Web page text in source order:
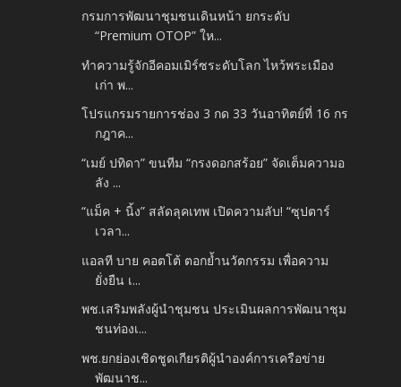
กรมการพัฒนาชุมชนเดินหน้า ยกระดับ
“Premium OTOP” ให...
ทำความรู้จักอีคอมเมิร์ซระดับโลก ไหว้พระเมือง
เก่า พ...
โปรแกรมรายการช่อง 3 กด 33 วันอาทิตย์ที่ 16 กร
กฎาค...
“เมย์ ปทิดา” ขนทีม “กรงดอกสร้อย” จัดเต็มความอ
ลัง ...
“แม็ค + นิ้ง” สลัดลุคเทพ เปิดความลับ! “ซุปตาร์
เวลา...
แอลที บาย คอตโต้ ตอกย้ำนวัตกรรม เพื่อความ
ยั่งยืน เ...
พช.เสริมพลังผู้นำชุมชน ประเมินผลการพัฒนาชุม
ชนท่องเ...
พช.ยกย่องเชิดชูดเกียรติผู้นำองค์การเครือข่าย
พัฒนาช...